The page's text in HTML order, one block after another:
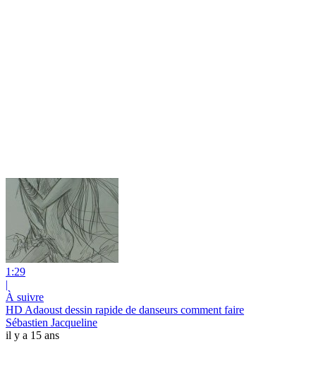
1:29
|
À suivre
HD Adaoust dessin rapide de danseurs comment faire
Sébastien Jacqueline
il y a 15 ans